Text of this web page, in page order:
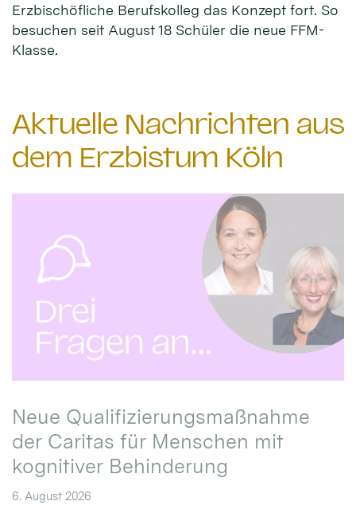
Erzbischöfliche Berufskolleg das Konzept fort. So
besuchen seit August 18 Schüler die neue FFM-
Klasse.
Aktuelle Nachrichten aus
dem Erzbistum Köln
Neue Qualifizierungsmaßnahme
der Caritas für Menschen mit
kognitiver Behinderung
6. August 2026